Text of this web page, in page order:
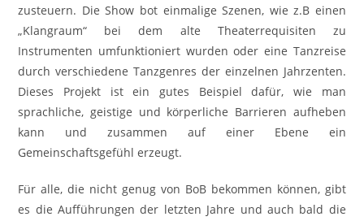
zusteuern. Die Show bot einmalige Szenen, wie z.B einen
„Klangraum“ bei dem alte Theaterrequisiten zu
Instrumenten umfunktioniert wurden oder eine Tanzreise
durch verschiedene Tanzgenres der einzelnen Jahrzenten.
Dieses Projekt ist ein gutes Beispiel dafür, wie man
sprachliche, geistige und körperliche Barrieren aufheben
kann und zusammen auf einer Ebene ein
Gemeinschaftsgefühl erzeugt.
Für alle, die nicht genug von BoB bekommen können, gibt
es die Aufführungen der letzten Jahre und auch bald die